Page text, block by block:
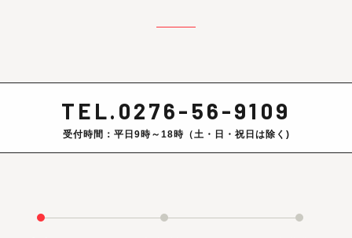
TEL.0276-56-9109
受付時間：平日9時～18時（土・日・祝日は除く)